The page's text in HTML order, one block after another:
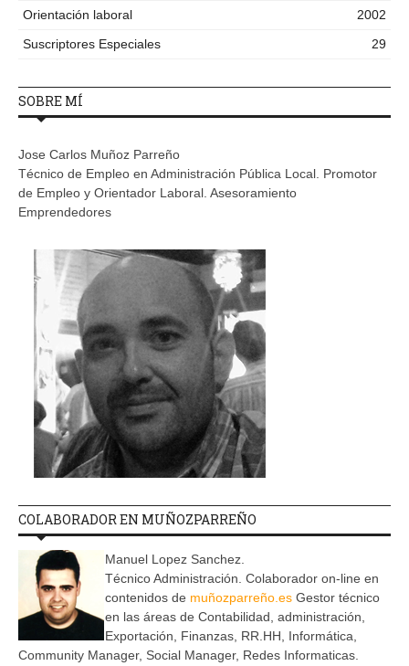
Orientación laboral
2002
Suscriptores Especiales
29
SOBRE MÍ
Jose Carlos Muñoz Parreño
Técnico de Empleo en Administración Pública Local. Promotor
de Empleo y Orientador Laboral. Asesoramiento
Emprendedores
COLABORADOR EN MUÑOZPARREÑO
Manuel Lopez Sanchez.
Técnico Administración. Colaborador on-line en
contenidos de muñozparreño.es Gestor técnico
en las áreas de Contabilidad, administración,
Exportación, Finanzas, RR.HH, Informática,
Community Manager, Social Manager, Redes Informaticas.